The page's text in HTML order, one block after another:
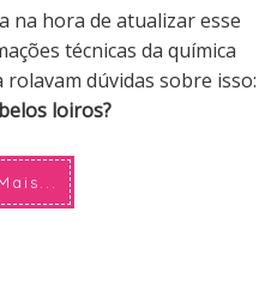
na hora de atualizar esse
técnicas da química
rolavam dúvidas sobre isso:
loiros?